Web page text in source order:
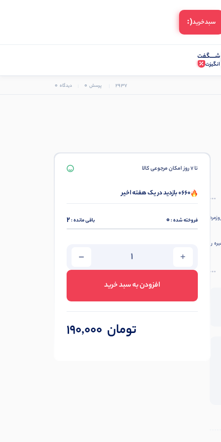
سبد‌خرید(:
شـــــگفت
انگیزت
2937 پرسش 0 دیدگاه 0
را
تا 7 روز امکان مرجوعی کالا
660+ بازدید در یک هفته اخیر
فروخته شده :0 باقی مانده :2
افزودن به سبد خرید
190,000 تومان